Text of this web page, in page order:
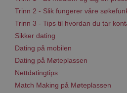
Trinn 2 - Slik fungerer våre
Trinn 3 - Tips til hvordan du tar
Sikker dating
Dating på mobilen
Dating på Møteplassen
Nettdatingtips
Match Making på Møteplassen